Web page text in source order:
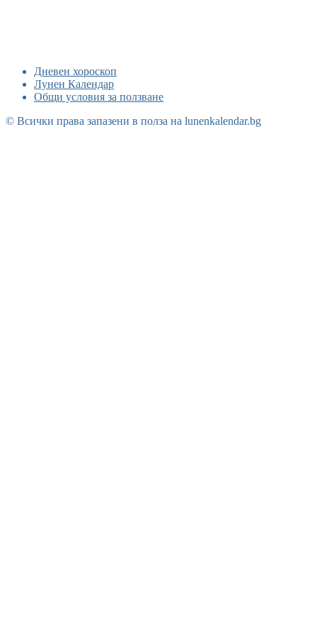
Дневен хороскоп
Лунен Календар
Общи условия за ползване
© Всички права запазени в полза на lunenkalendar.bg